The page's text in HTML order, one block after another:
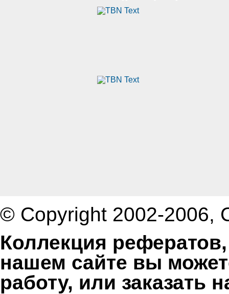
© Copyright 2002-2006,
Коллекция
нашем сайте вы
работу, или заказать